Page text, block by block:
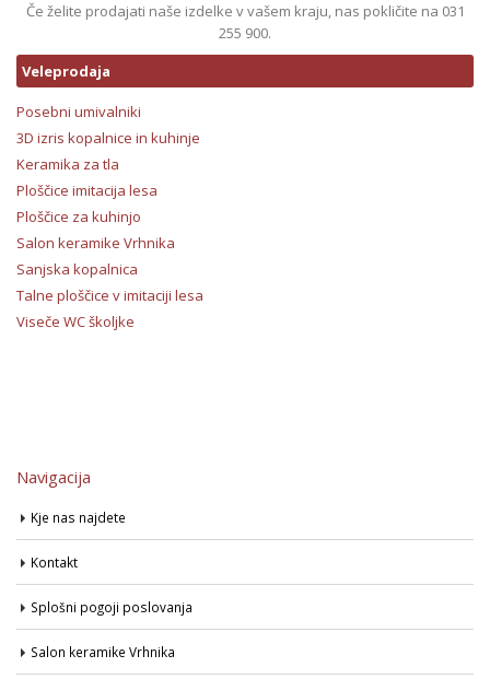
Če želite prodajati naše izdelke v vašem kraju, nas pokličite na 031
255 900.
Veleprodaja
Posebni umivalniki
3D izris kopalnice in kuhinje
Keramika za tla
Ploščice imitacija lesa
Ploščice za kuhinjo
Salon keramike Vrhnika
Sanjska kopalnica
Talne ploščice v imitaciji lesa
Viseče WC školjke
Navigacija
Kje nas najdete
Kontakt
Splošni pogoji poslovanja
Salon keramike Vrhnika